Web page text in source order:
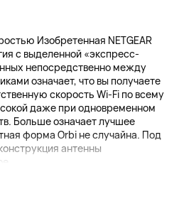
Изобретенная NETGEAR
с выделенной «экспресс-
непосредственно между
означает, что вы получаете
скорость Wi-Fi по всему
даже при одновременном
Больше означает лучшее
форма Orbi не случайна. Под
антенны